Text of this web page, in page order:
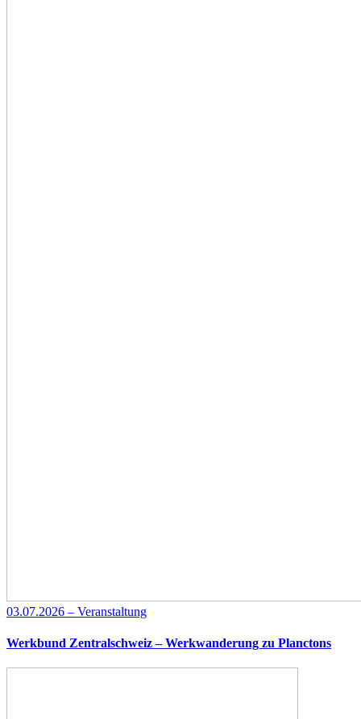
03.07.2026 – Veranstaltung
Werkbund Zentralschweiz – Werkwanderung zu Planctons